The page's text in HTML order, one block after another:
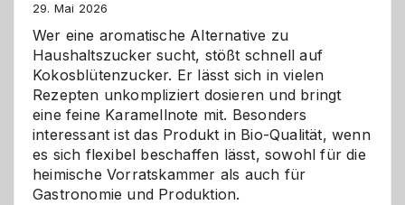
29. Mai 2026
Wer eine aromatische Alternative zu
Haushaltszucker sucht, stößt schnell auf
Kokosblütenzucker. Er lässt sich in vielen
Rezepten unkompliziert dosieren und bringt
eine feine Karamellnote mit. Besonders
interessant ist das Produkt in Bio-Qualität, wenn
es sich flexibel beschaffen lässt, sowohl für die
heimische Vorratskammer als auch für
Gastronomie und Produktion.